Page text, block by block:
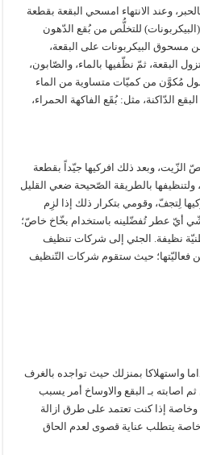
وعند الانتهاء امسحي البقعة بقطعة
للتخلُّص من بُقع الدّهون
مسحوق البيكربونات على البقعة،
البقعة، ثمّ نظّفيها بالماء، والصّابون،
مُكوَّن من كميّات متساوية من الماء
الدّاكنة، مثل: بُقَع الفاكهة الحمراء،
الزّيت، وبعد ذلك افركيها جيّداً بقطعة
بالطريقة الصّحيحة ضعي القليل
لِتجفّ، وقومي بتكرار ذلك إذا لزِم
رشّي أيّ عطر تُفضّلينه باستخدام بخّاخ خاصّ؛
نظيفة. الجئي إلى شركات تنظيف
فعاليّتها؛ حيث ستقوم شركات التّنظيف
واستهلاكا بمنزلك حيث تواجده بالغرف
اصابته بـ البقع والاوساخ أمر يسبب
وخاصة إذا كنت تعتمد على طرق ازالة
خاصة يتطلب عناية قصوى لعدم الحاق